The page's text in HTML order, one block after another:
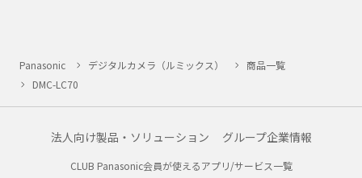
Panasonic デジタルカメラ（ルミックス）
商品一覧
DMC-LC70
法人向け製品・ソリューション グループ企業情報
CLUB Panasonic会員が使えるアプリ/サービス一覧